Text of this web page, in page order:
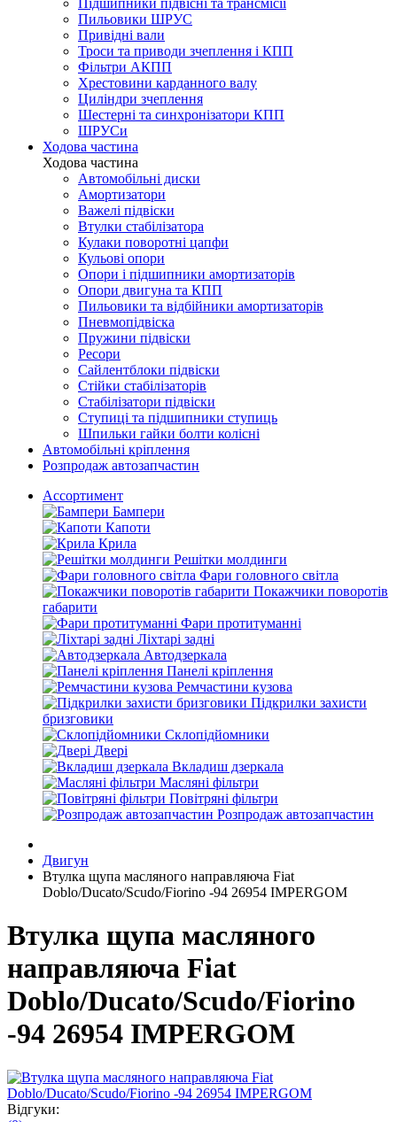
Підшипники підвісні та трансмісії
Пильовики ШРУС
Привідні вали
Троси та приводи зчеплення і КПП
Фільтри АКПП
Хрестовини карданного валу
Циліндри зчеплення
Шестерні та синхронізатори КПП
ШРУСи
Ходова частина
Ходова частина
Автомобільні диски
Амортизатори
Важелі підвіски
Втулки стабілізатора
Кулаки поворотні цапфи
Кульові опори
Опори і підшипники амортизаторів
Опори двигуна та КПП
Пильовики та відбійники амортизаторів
Пневмопідвіска
Пружини підвіски
Ресори
Сайлентблоки підвіски
Стійки стабілізаторів
Стабілізатори підвіски
Ступиці та підшипники ступиць
Шпильки гайки болти колісні
Автомобільні кріплення
Розпродаж автозапчастин
Ассортимент
Бампери
Капоти
Крила
Решітки молдинги
Фари головного світла
Покажчики поворотів
габарити
Фари протитуманні
Ліхтарі задні
Автодзеркала
Панелі кріплення
Ремчастини кузова
Підкрилки захисти
бризговики
Склопідйомники
Двері
Вкладиш дзеркала
Масляні фільтри
Повітряні фільтри
Розпродаж автозапчастин
Двигун
Втулка щупа масляного направляюча Fiat
Doblo/Ducato/Scudo/Fiorino -94 26954 IMPERGOM
Втулка щупа масляного
направляюча Fiat
Doblo/Ducato/Scudo/Fiorino
-94 26954 IMPERGOM
Відгуки: